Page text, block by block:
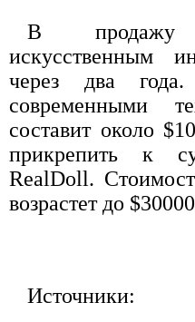
В продажу
искусственным
через два
современными
составит около
прикрепить к
RealDoll.
возрастет до
Источники: